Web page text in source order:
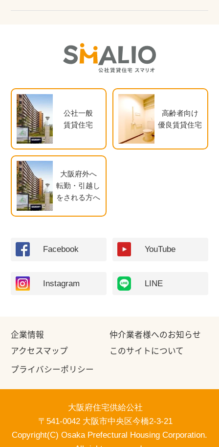
公社一般
賃貸住宅
高齢者向け
優良賃貸住宅
大阪府外へ
転勤・引越し
をされる方へ
Facebook YouTube
Instagram LINE
企業情報
仲介業者様へのお知らせ
アクセスマップ
このサイトについて
プライバシーポリシー
大阪府住宅供給公社
〒541-0042 大阪市中央区今橋2-3-21
Copyright(C) Osaka Prefectural Housing Corporation.